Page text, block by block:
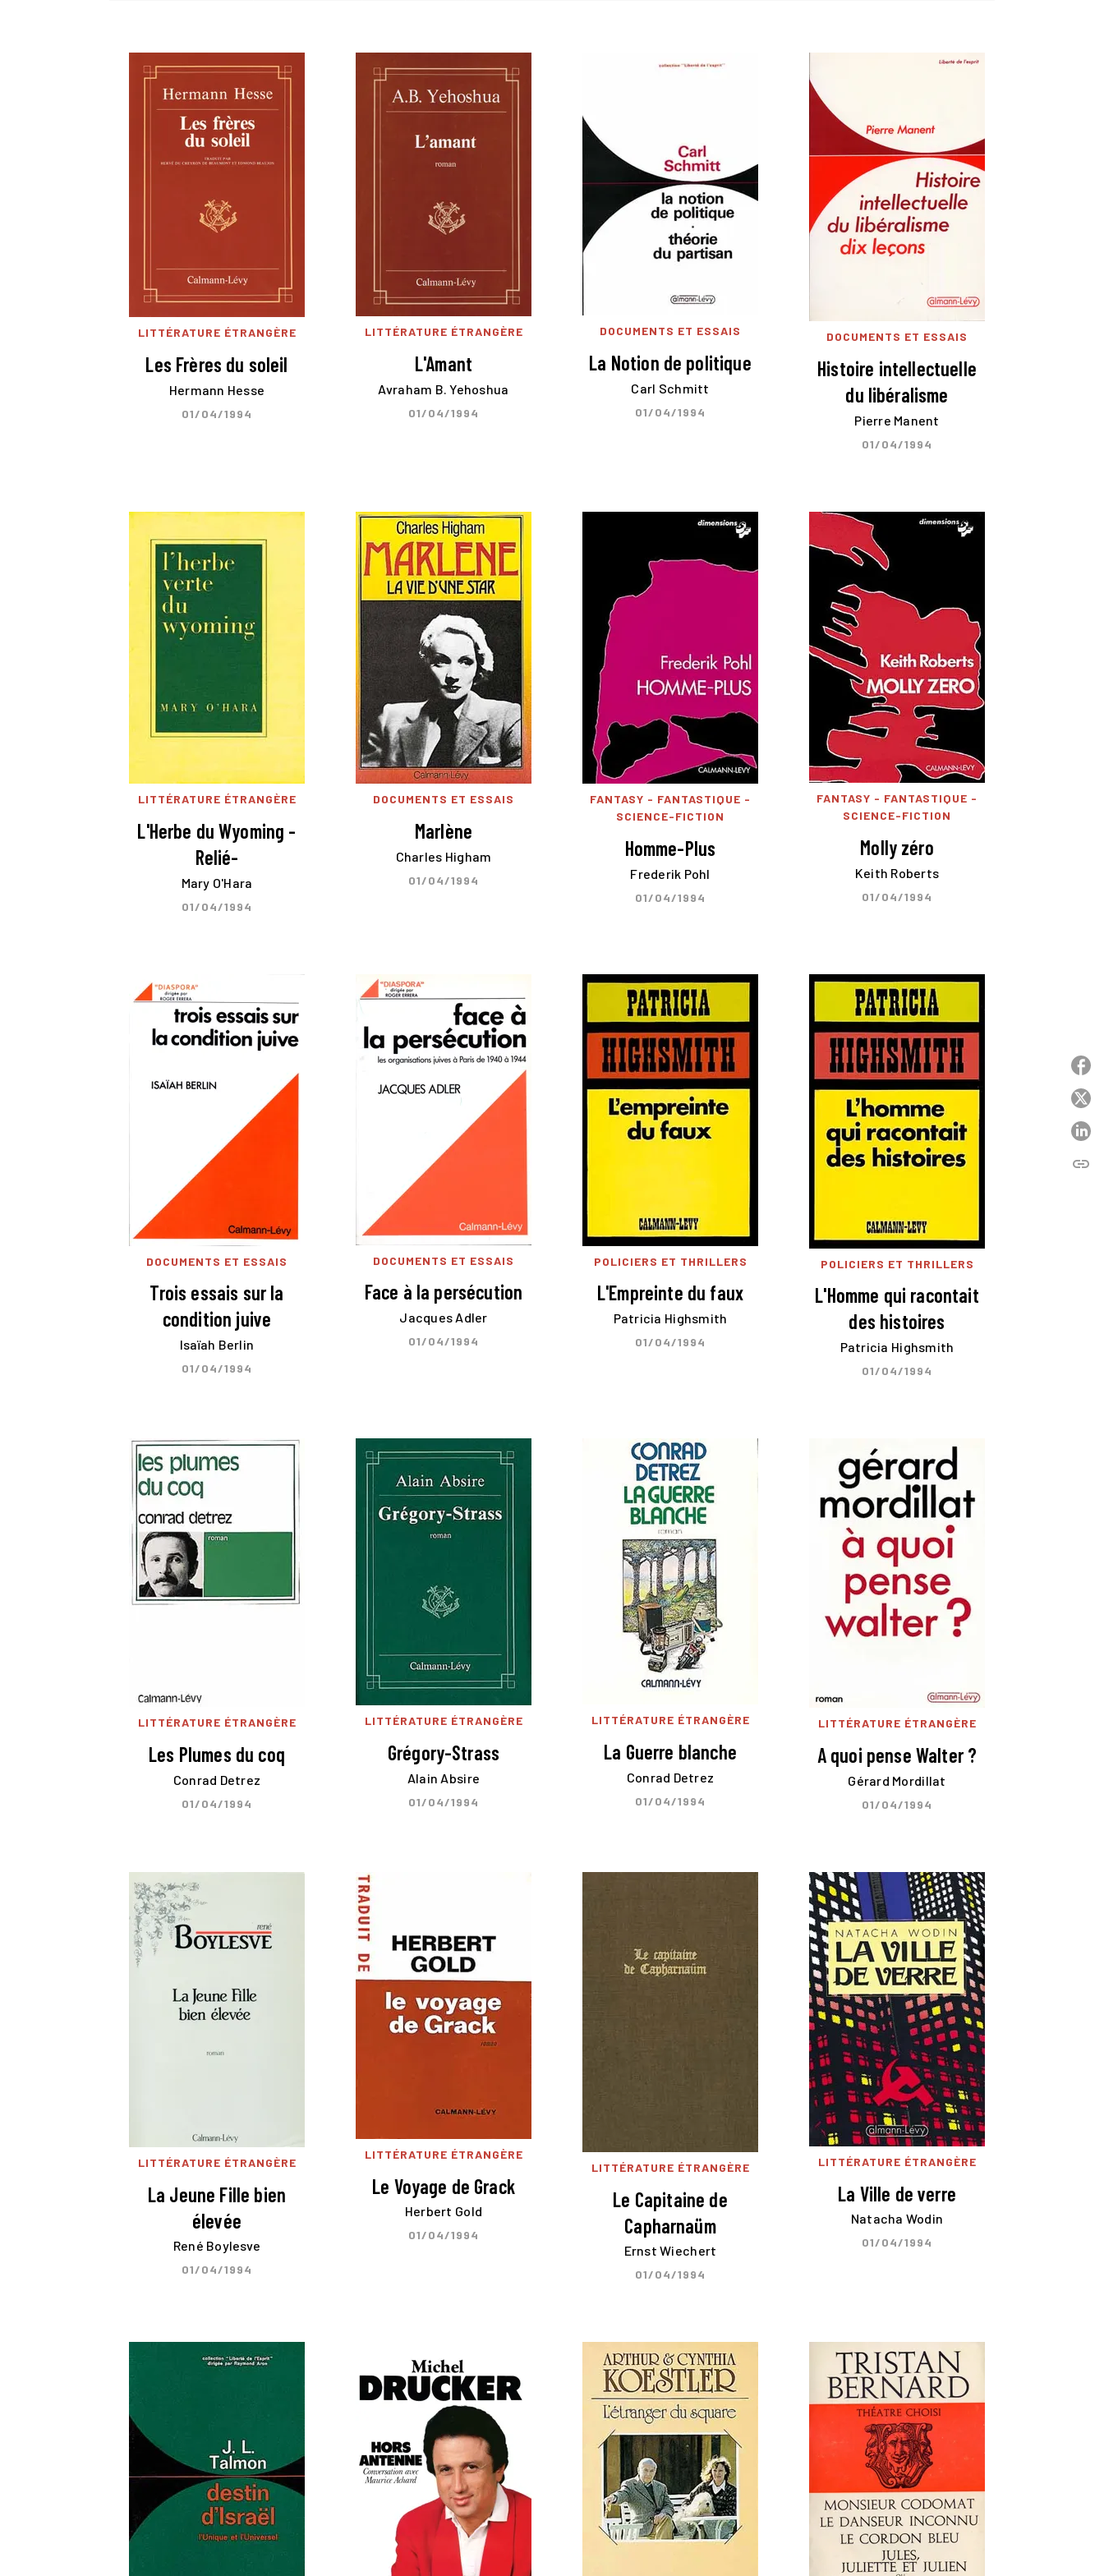
LITTÉRATURE ÉTRANGÈRE
Les Frères du soleil
Hermann Hesse
01/04/1994
LITTÉRATURE ÉTRANGÈRE
L'Amant
Avraham B. Yehoshua
01/04/1994
DOCUMENTS ET ESSAIS
La Notion de politique
Carl Schmitt
01/04/1994
DOCUMENTS ET ESSAIS
Histoire intellectuelle
du libéralisme
Pierre Manent
01/04/1994
LITTÉRATURE ÉTRANGÈRE
L'Herbe du Wyoming -
Relié-
Mary O'Hara
01/04/1994
DOCUMENTS ET ESSAIS
Marlène
Charles Higham
01/04/1994
FANTASY - FANTASTIQUE -
SCIENCE-FICTION
Homme-Plus
Frederik Pohl
01/04/1994
FANTASY - FANTASTIQUE -
SCIENCE-FICTION
Molly zéro
Keith Roberts
01/04/1994
DOCUMENTS ET ESSAIS
Trois essais sur la
condition juive
Isaïah Berlin
01/04/1994
DOCUMENTS ET ESSAIS
Face à la persécution
Jacques Adler
01/04/1994
POLICIERS ET THRILLERS
L'Empreinte du faux
Patricia Highsmith
01/04/1994
POLICIERS ET THRILLERS
L'Homme qui racontait
des histoires
Patricia Highsmith
01/04/1994
LITTÉRATURE ÉTRANGÈRE
Les Plumes du coq
Conrad Detrez
01/04/1994
LITTÉRATURE ÉTRANGÈRE
Grégory-Strass
Alain Absire
01/04/1994
LITTÉRATURE ÉTRANGÈRE
La Guerre blanche
Conrad Detrez
01/04/1994
LITTÉRATURE ÉTRANGÈRE
A quoi pense Walter ?
Gérard Mordillat
01/04/1994
LITTÉRATURE ÉTRANGÈRE
La Jeune Fille bien
élevée
René Boylesve
01/04/1994
LITTÉRATURE ÉTRANGÈRE
Le Voyage de Grack
Herbert Gold
01/04/1994
LITTÉRATURE ÉTRANGÈRE
Le Capitaine de
Capharnaüm
Ernst Wiechert
01/04/1994
LITTÉRATURE ÉTRANGÈRE
La Ville de verre
Natacha Wodin
01/04/1994
link